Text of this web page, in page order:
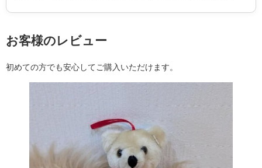
お客様のレビュー
初めての方でも安心してご購入いただけます。